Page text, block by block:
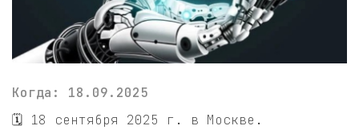
Когда: 18.09.2025
🗓 18 сентября 2025 г. в Москве.